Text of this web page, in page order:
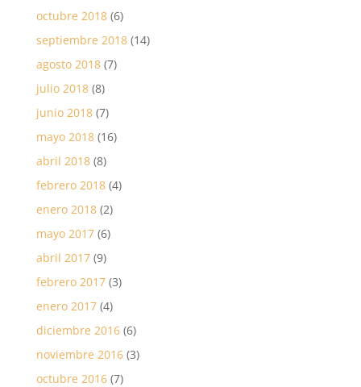
octubre 2018(6)
septiembre 2018(14)
agosto 2018(7)
julio 2018(8)
junio 2018(7)
mayo 2018(16)
abril 2018(8)
febrero 2018(4)
enero 2018(2)
mayo 2017(6)
abril 2017(9)
febrero 2017(3)
enero 2017(4)
diciembre 2016(6)
noviembre 2016(3)
octubre 2016(7)